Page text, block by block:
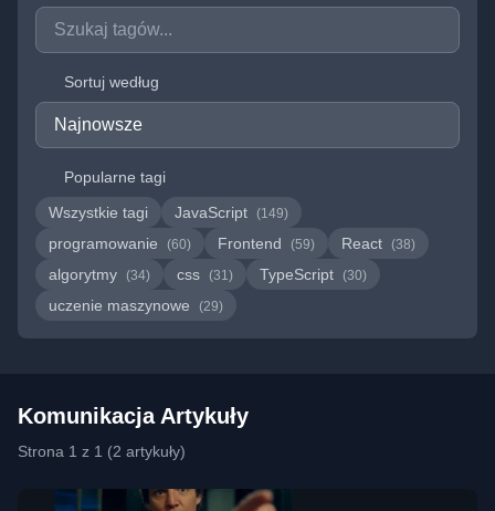
Sortuj według
Popularne tagi
Wszystkie tagi
JavaScript (149)
programowanie (60) Frontend (59) React (38)
algorytmy (34) css (31) TypeScript (30)
uczenie maszynowe (29)
Komunikacja Artykuły
Strona 1 z 1 (2 artykuły)